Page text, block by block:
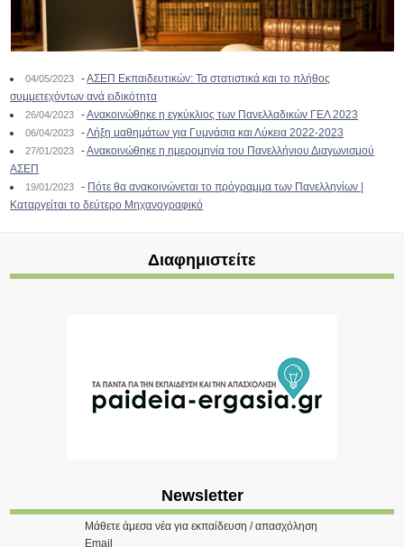
04/05/2023 -ΑΣΕΠ Εκπαιδευτικών: Τα στατιστικά και το πλήθος
συμμετεχόντων ανά ειδικότητα
26/04/2023 -Ανακοινώθηκε η εγκύκλιος των Πανελλαδικών ΓΕΛ 2023
06/04/2023 -Λήξη μαθημάτων για Γυμνάσια και Λύκεια 2022-2023
27/01/2023 -Ανακοινώθηκε η ημερομηνία του Πανελλήνιου Διαγωνισμού
ΑΣΕΠ
19/01/2023 - Πότε θα ανακοινώνεται το πρόγραμμα των Πανελληνίων |
Καταργείται το δεύτερο Μηχανογραφικό
Διαφημιστείτε
Newsletter
Μάθετε άμεσα νέα για εκπαίδευση / απασχόληση
Email